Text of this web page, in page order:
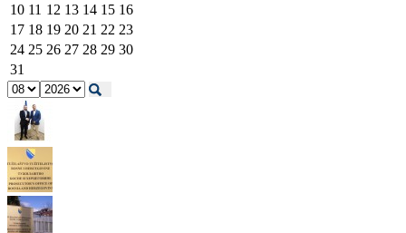
10 11 12 13 14 15 16
17 18 19 20 21 22 23
24 25 26 27 28 29 30
31